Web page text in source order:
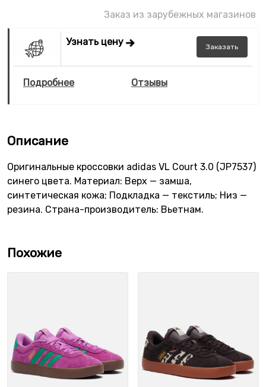
Заказ из зарубежных магазинов
Узнать цену Заказать
Подробнее Отзывы
Описание
Оригинальные кроссовки adidas VL Court 3.0 (JP7537)
синего цвета. Материал: Верх — замша,
синтетическая кожа; Подкладка — текстиль; Низ —
резина. Страна-производитель: Вьетнам.
Похожие